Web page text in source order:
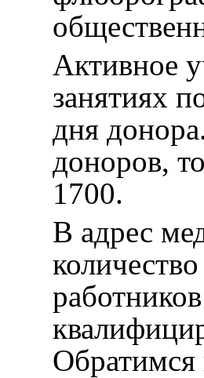
Активное
занятиях
дня
доноров,
1700.
В адрес
Обратимся